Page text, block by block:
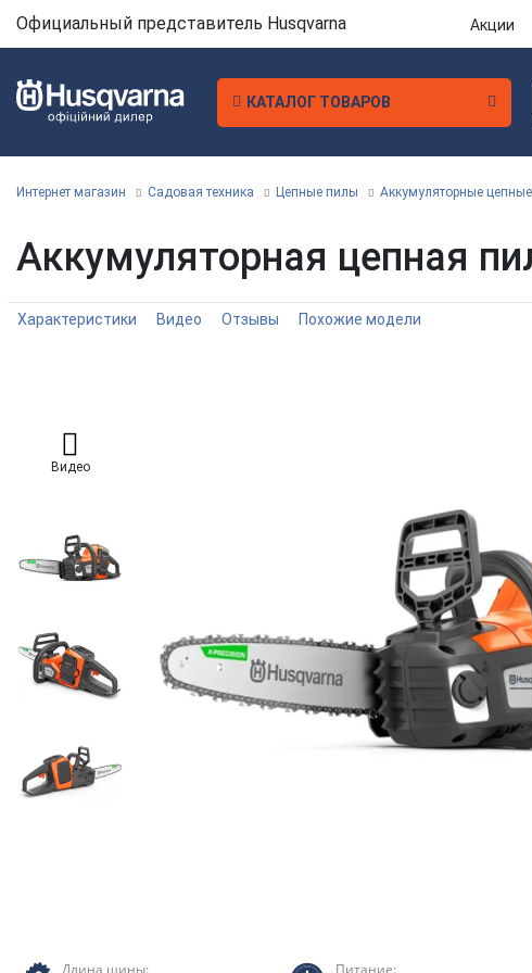
Официальный представитель Husqvarna Акции
КАТАЛОГ ТОВАРОВ
Интернет магазин Садовая техника Цепные пилы Аккумуляторные
Аккумуляторная цепная
Характеристики Видео Отзывы Похожие модели
Видео
Длина шины: Питание: